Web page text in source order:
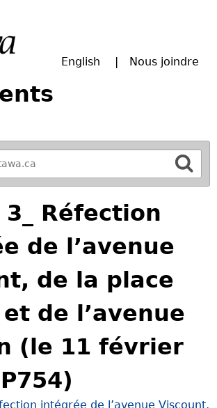
English Nous joindre
Réfection
de l’avenue
de la place
de l’avenue
(le 11 février
intégrée de l’avenue Viscount,